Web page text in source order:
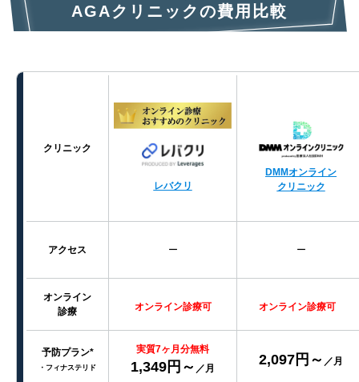
AGAクリニックの費用比較
クリニック
レバクリ
DMMオンライン
クリニック
アクセス ー ー
オンライン
診療
オンライン診療可 オンライン診療可
予防プラン*
・フィナステリド
実質7ヶ月分無料
1,349円～ ／月
2,097円～ ／月